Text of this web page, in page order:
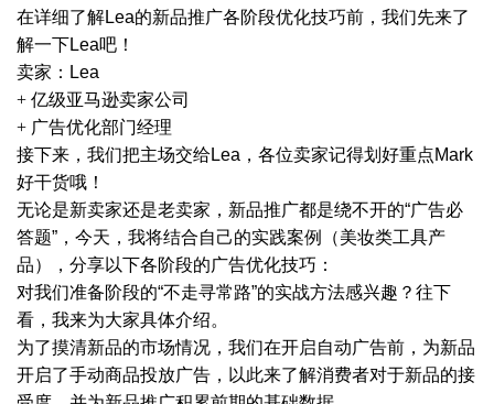
在详细了解Lea的新品推广各阶段优化技巧前，我们先来了
解一下Lea吧！
卖家： Lea
+ 亿级亚马逊卖家公司
+ 广告优化部门经理
接下来，我们把主场交给Lea，各位卖家记得划好重点Mark
好干货哦！
无论是新卖家还是老卖家，新品推广都是绕不开的“广告必
答题”，今天，我将结合自己的实践案例（美妆类工具产
品），分享以下各阶段的广告优化技巧：
对我们准备阶段的“不走寻常路”的实战方法感兴趣？往下
看，我来为大家具体介绍。
为了摸清新品的市场情况，我们在开启自动广告前，为新品
开启了手动商品投放广告，以此来了解消费者对于新品的接